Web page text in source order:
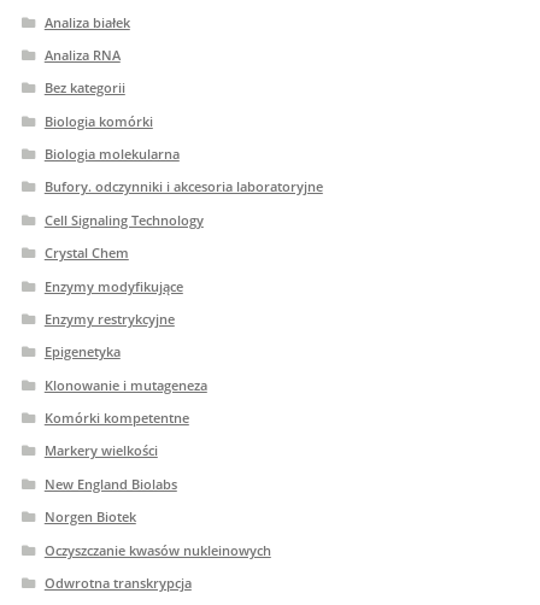
Analiza białek
Analiza RNA
Bez kategorii
Biologia komórki
Biologia molekularna
Bufory. odczynniki i akcesoria laboratoryjne
Cell Signaling Technology
Crystal Chem
Enzymy modyfikujące
Enzymy restrykcyjne
Epigenetyka
Klonowanie i mutageneza
Komórki kompetentne
Markery wielkości
New England Biolabs
Norgen Biotek
Oczyszczanie kwasów nukleinowych
Odwrotna transkrypcja